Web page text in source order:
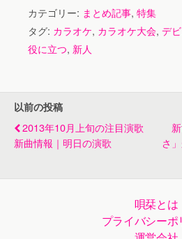
に選ばれた意外な
理由とは？
ニョンさんの
なる“プレイ
ト”を公開♪
カテゴリー: まとめ記事, 特集
タグ: カラオケ, カラオケ大会, デ
役に立つ, 新人
以前の投稿
2013年10月上旬の注目演歌
新曲情報｜明日の演歌
さ
唄栞とは
プライバシーポ